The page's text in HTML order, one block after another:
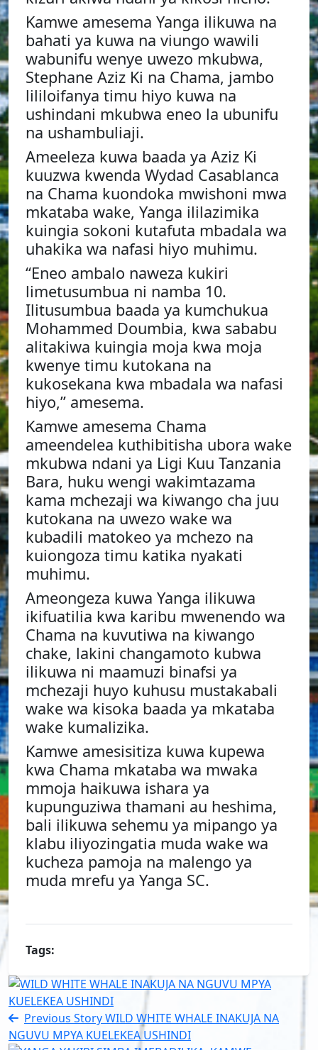
Kamwe amesema Yanga ilikuwa na
bahati ya kuwa na viungo wawili
wabunifu wenye uwezo mkubwa,
Stephane Aziz Ki na Chama, jambo
lililoifanya timu hiyo kuwa na
ushindani mkubwa eneo la ubunifu
na ushambuliaji.
Ameeleza kuwa baada ya Aziz Ki
kuuzwa kwenda Wydad Casablanca
na Chama kuondoka mwishoni mwa
mkataba wake, Yanga ililazimika
kuingia sokoni kutafuta mbadala wa
uhakika wa nafasi hiyo muhimu.
“Eneo ambalo naweza kukiri
limetusumbua ni namba 10.
Ilitusumbua baada ya kumchukua
Mohammed Doumbia, kwa sababu
alitakiwa kuingia moja kwa moja
kwenye timu kutokana na
kukosekana kwa mbadala wa nafasi
hiyo,” amesema.
Kamwe amesema Chama
ameendelea kuthibitisha ubora wake
mkubwa ndani ya Ligi Kuu Tanzania
Bara, huku wengi wakimtazama
kama mchezaji wa kiwango cha juu
kutokana na uwezo wake wa
kubadili matokeo ya mchezo na
kuiongoza timu katika nyakati
muhimu.
Ameongeza kuwa Yanga ilikuwa
ikifuatilia kwa karibu mwenendo wa
Chama na kuvutiwa na kiwango
chake, lakini changamoto kubwa
ilikuwa ni maamuzi binafsi ya
mchezaji huyo kuhusu mustakabali
wake wa kisoka baada ya mkataba
wake kumalizika.
Kamwe amesisitiza kuwa kupewa
kwa Chama mkataba wa mwaka
mmoja haikuwa ishara ya
kupunguziwa thamani au heshima,
bali ilikuwa sehemu ya mipango ya
klabu iliyozingatia muda wake wa
kucheza pamoja na malengo ya
muda mrefu ya Yanga SC.
Tags:
Previous StoryWILD WHITE WHALE INAKUJA NA
NGUVU MPYA KUELEKEA USHINDI